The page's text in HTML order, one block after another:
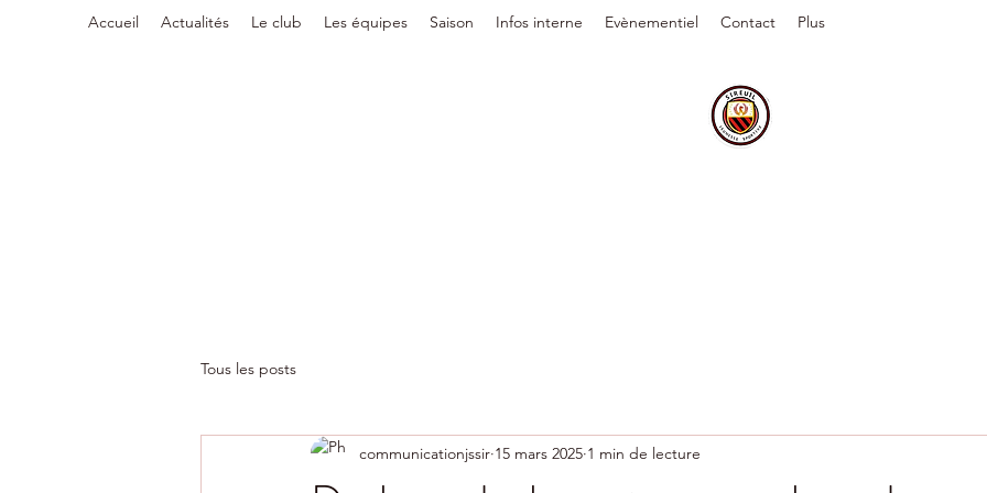
Accueil Actualités Le club Les équipes Saison Infos interne Evènementiel Contact Plus
Tous les posts
communicationjssir 15 mars 2025 1 min de lecture